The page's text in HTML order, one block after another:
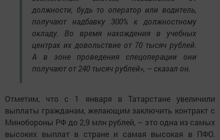
должности, будь то оператор или водитель,
получают надбавку 300% к должностному
окладу. Во время нахождения в учебных
центрах их довольствие от 70 тысяч рублей.
А в зоне проведения спецоперации они
получают от 240 тысяч рублей», – сказал он.
Отметим, что с 1 января в Татарстане увеличили
выплаты гражданам, желающим заключить контракт с
Минобороны РФ до 2,9 млн рублей, – это одна из самых
высоких выплат в стране и самая высокая в ПФО.